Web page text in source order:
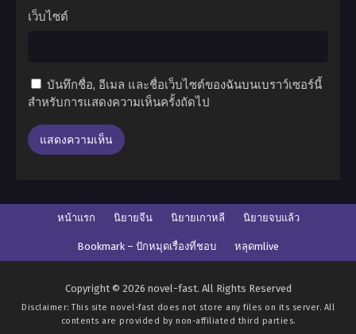
เว็บไซต์
บันทึกชื่อ, อีเมล และชื่อเว็บไซต์ของฉันบนเบราว์เซอร์นี้
สำหรับการแสดงความเห็นครั้งถัดไป
หน้าแรก นิยายจีน นิยายเกาหลี นิยายจบแล้ว
Bookmark – ปักหมุดเรื่องที่ชอบ หลุดmlive
Copyright © 2026 novel-fast. All Rights Reserved
Disclaimer: This site novel-fast does not store any files on its server. All
contents are provided by non-affiliated third parties.